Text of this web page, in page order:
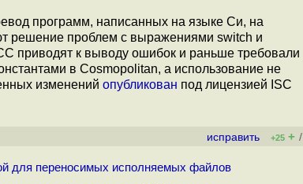
программ, написанных на языке Си, на
решение проблем с выражениями switch и
приводят к выводу ошибок и раньше требовали
в Cosmopolitan, а использование не
изменений опубликован под лицензией ISC
исправить +25 + /
для переносимых исполняемых файлов